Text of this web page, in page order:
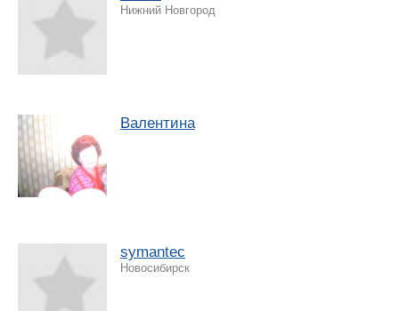
Нижний Новгород
Валентина
symantec
Новосибирск